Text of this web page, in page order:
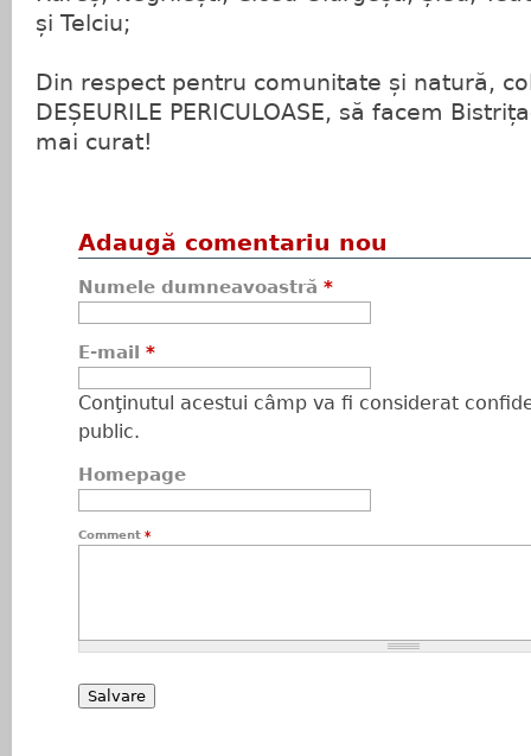
și Telciu;
Din respect pentru comunitate și natură,
DEȘEURILE PERICULOASE, să facem
mai curat!
Adaugă comentariu nou
Numele dumneavoastră *
E-mail *
Conţinutul acestui câmp va fi considerat
public.
Homepage
Comment *